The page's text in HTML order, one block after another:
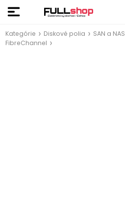
Kategórie Diskové polia SAN a NAS
FibreChannel